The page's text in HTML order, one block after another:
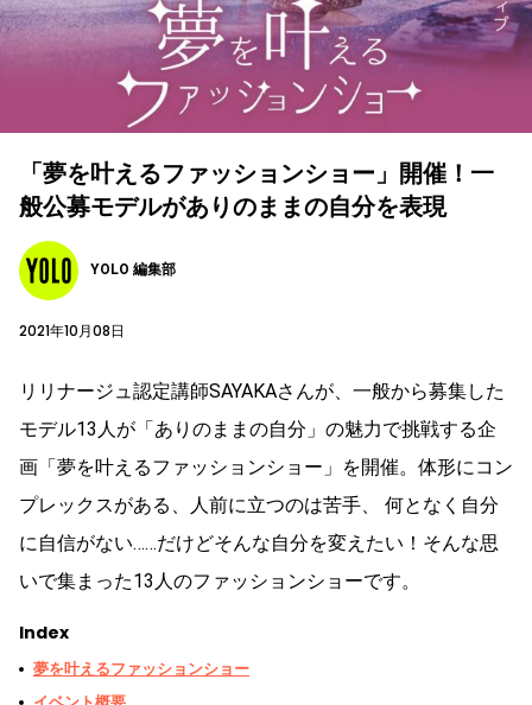
「夢を叶えるファッションショー」開催！一
般公募モデルがありのままの自分を表現
YOLO 編集部
2021年10月08日
リリナージュ認定講師SAYAKAさんが、一般から募集した
モデル13人が「ありのままの自分」の魅力で挑戦する企
画「夢を叶えるファッションショー」を開催。体形にコン
プレックスがある、人前に立つのは苦手、 何となく自分
に自信がない……だけどそんな自分を変えたい！そんな思
いで集まった13人のファッションショーです。
Index
夢を叶えるファッションショー